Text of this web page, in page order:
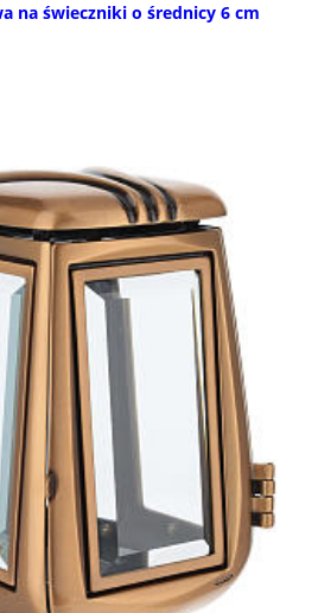
na świeczniki o średnicy 6 cm